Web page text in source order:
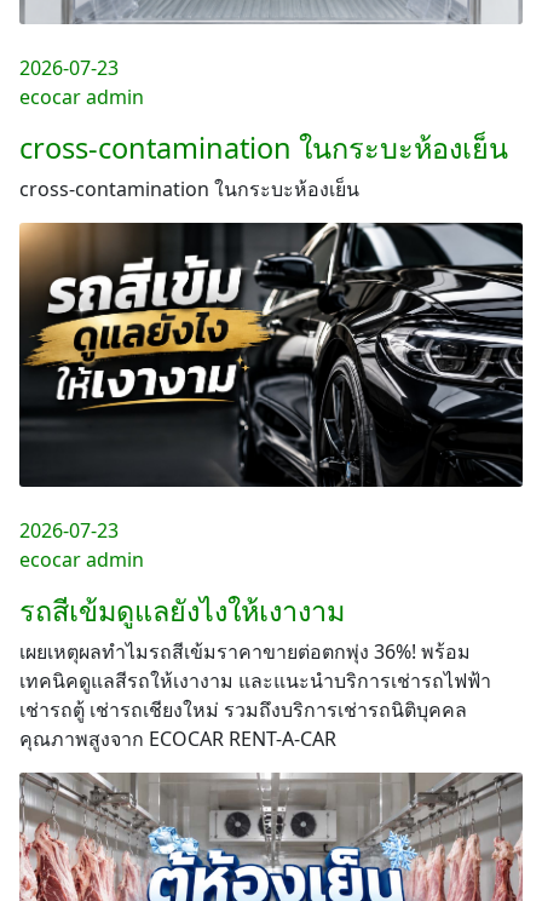
2026-07-23
ecocar admin
cross-contamination ในกระบะห้องเย็น
cross-contamination ในกระบะห้องเย็น
2026-07-23
ecocar admin
รถสีเข้มดูแลยังไงให้เงางาม
เผยเหตุผลทำไมรถสีเข้มราคาขายต่อตกพุ่ง 36%! พร้อม
เทคนิคดูแลสีรถให้เงางาม และแนะนำบริการเช่ารถไฟฟ้า
เช่ารถตู้ เช่ารถเชียงใหม่ รวมถึงบริการเช่ารถนิติบุคคล
คุณภาพสูงจาก ECOCAR RENT-A-CAR